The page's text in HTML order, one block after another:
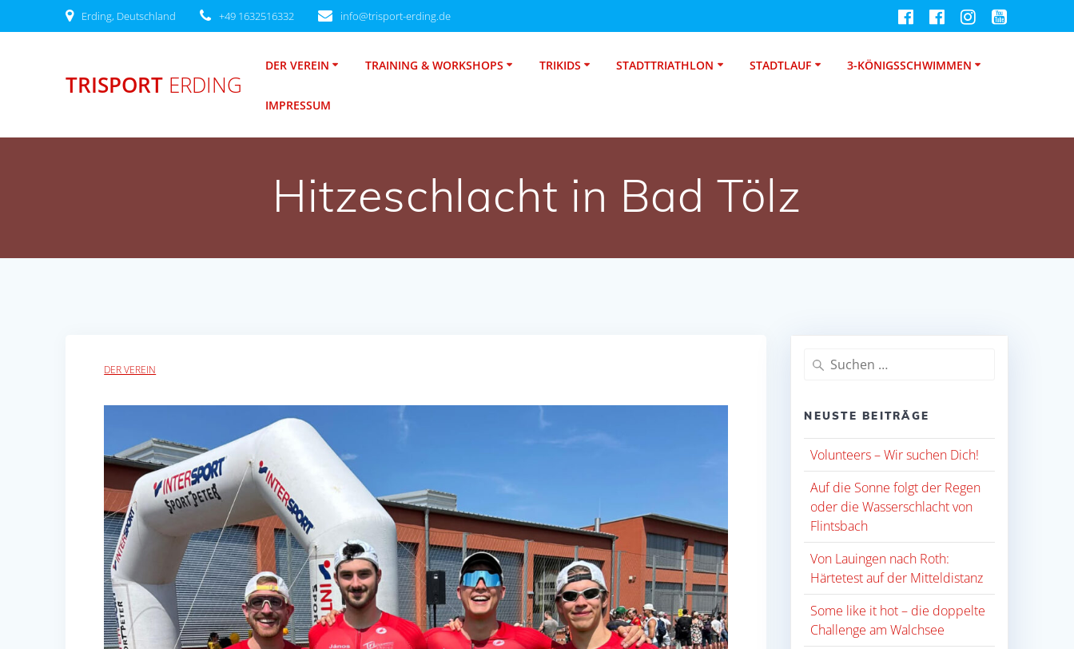
Inhalt
Erding, Deutschland +49 1632516332 info@trisport-erding.de
TRISPORT ERDING
DER VEREIN TRAINING & WORKSHOPS TRIKIDS STADTTRIATHLON STADTLAUF 3-KÖNIGSSCHWIMMEN
IMPRESSUM
Hitzeschlacht in Bad Tölz
DER VEREIN
Suche
nach:
NEUSTE BEITRÄGE
Volunteers – Wir suchen Dich!
Auf die Sonne folgt der Regen
oder die Wasserschlacht von
Flintsbach
Von Lauingen nach Roth:
Härtetest auf der Mitteldistanz
Some like it hot – die doppelte
Challenge am Walchsee